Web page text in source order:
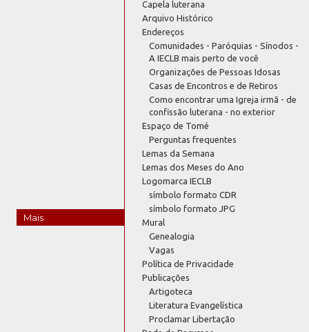
Mais
Capela luterana
Arquivo Histórico
Endereços
Comunidades - Paróquias - Sínodos -
A IECLB mais perto de você
Organizações de Pessoas Idosas
Casas de Encontros e de Retiros
Como encontrar uma Igreja irmã - de
confissão luterana - no exterior
Espaço de Tomé
Perguntas frequentes
Lemas da Semana
Lemas dos Meses do Ano
Logomarca IECLB
símbolo formato CDR
símbolo formato JPG
Mural
Genealogia
Vagas
Política de Privacidade
Publicações
Artigoteca
Literatura Evangelística
Proclamar Libertação